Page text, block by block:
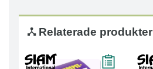
Relaterade produkter